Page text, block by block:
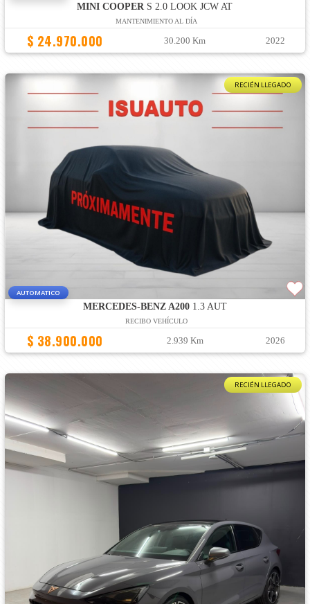
MINI COOPER S 2.0 LOOK JCW AT
MANTENIMIENTO AL DÍA
$ 24.970.000 30.200 Km 2022
RECIÉN LLEGADO
AUTOMATICO
MERCEDES-BENZ A2001.3 AUT
RECIBO VEHÍCULO
$ 38.900.000 2.939 Km 2026
RECIÉN LLEGADO